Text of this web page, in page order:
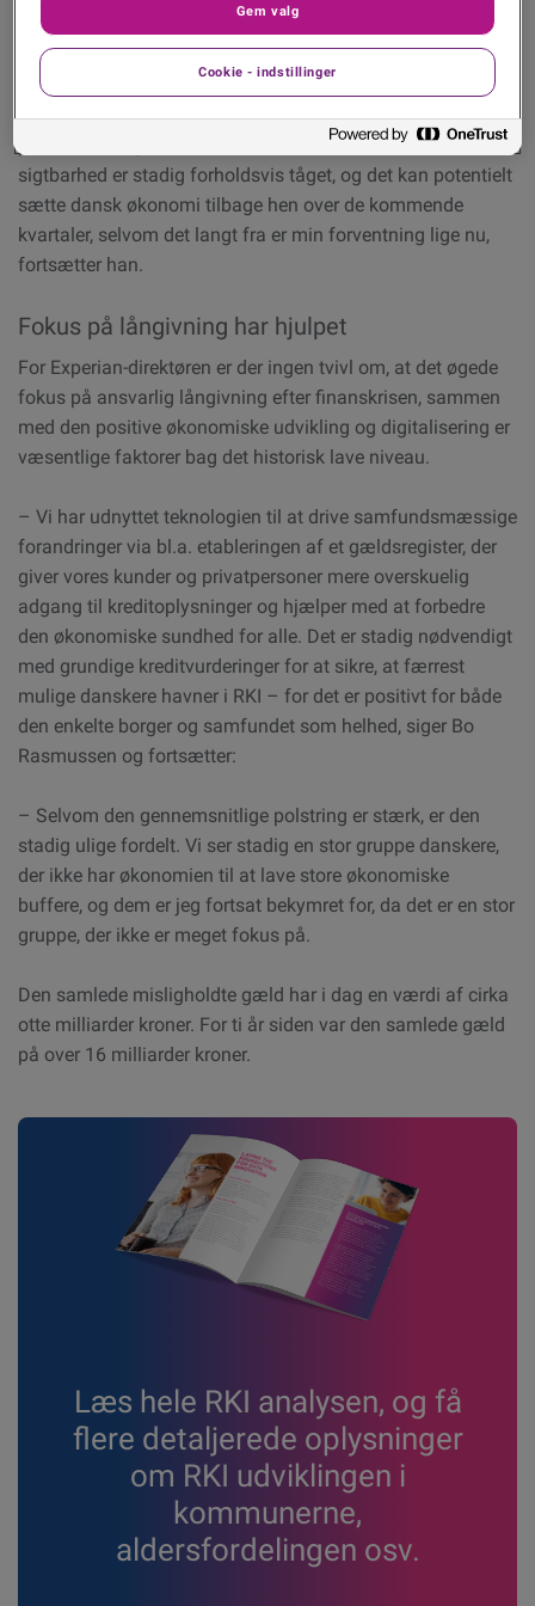
solidt boligmarked, hvor 2024-stigningerne er fortsat ind i
2025, fremhæver Bo Rasmussen.
– Indtil videre har dansk økonomi klaret uro rundt i verden
på en fornuftig måde, men den makroøkonomiske
sigtbarhed er stadig forholdsvis tåget, og det kan potentielt
sætte dansk økonomi tilbage hen over de kommende
kvartaler, selvom det langt fra er min forventning lige nu,
fortsætter han.
Fokus på långivning har hjulpet
For Experian-direktøren er der ingen tvivl om, at det øgede
fokus på ansvarlig långivning efter finanskrisen, sammen
med den positive økonomiske udvikling og digitalisering er
væsentlige faktorer bag det historisk lave niveau.
– Vi har udnyttet teknologien til at drive samfundsmæssige
forandringer via bl.a. etableringen af et gældsregister, der
giver vores kunder og privatpersoner mere overskuelig
adgang til kreditoplysninger og hjælper med at forbedre
den økonomiske sundhed for alle. Det er stadig nødvendigt
med grundige kreditvurderinger for at sikre, at færrest
mulige danskere havner i RKI – for det er positivt for både
den enkelte borger og samfundet som helhed, siger Bo
Rasmussen og fortsætter:
– Selvom den gennemsnitlige polstring er stærk, er den
stadig ulige fordelt. Vi ser stadig en stor gruppe danskere,
der ikke har økonomien til at lave store økonomiske
buffere, og dem er jeg fortsat bekymret for, da det er en stor
gruppe, der ikke er meget fokus på.
Den samlede misligholdte gæld har i dag en værdi af cirka
otte milliarder kroner. For ti år siden var den samlede gæld
på over 16 milliarder kroner.
Læs hele RKI analysen, og få
flere detaljerede oplysninger
om RKI udviklingen i
kommunerne,
aldersfordelingen osv.
Gem valg
Cookie - indstillinger